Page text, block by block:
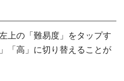
上の「難易度」をタップす
「高」に切り替えることが